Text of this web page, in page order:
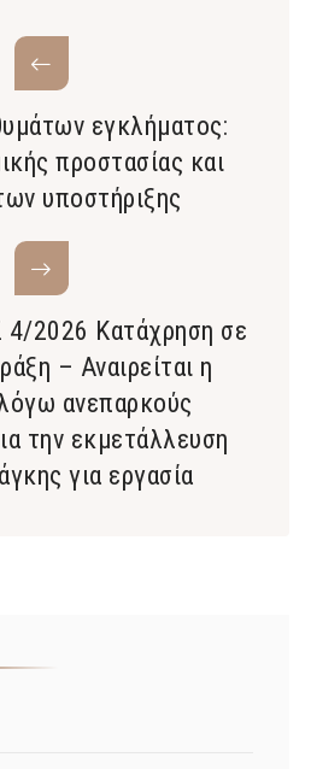
εγκλήματος:
προστασίας και
υποστήριξης
2026 Κατάχρηση σε
– Αναιρείται η
ανεπαρκούς
την εκμετάλλευση
για εργασία